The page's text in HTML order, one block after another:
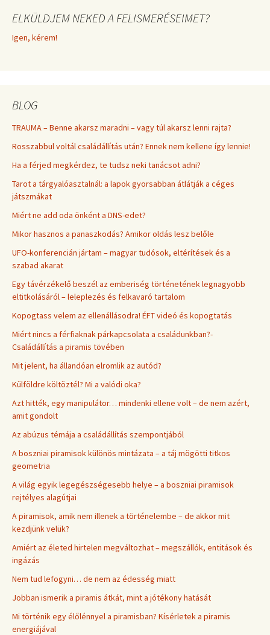
ELKÜLDJEM NEKED A FELISMERÉSEIMET?
Igen, kérem!
BLOG
TRAUMA – Benne akarsz maradni – vagy túl akarsz lenni rajta?
Rosszabbul voltál családállítás után? Ennek nem kellene így lennie!
Ha a férjed megkérdez, te tudsz neki tanácsot adni?
Tarot a tárgyalóasztalnál: a lapok gyorsabban átlátják a céges
játszmákat
Miért ne add oda önként a DNS-edet?
Mikor hasznos a panaszkodás? Amikor oldás lesz belőle
UFO-konferencián jártam – magyar tudósok, eltérítések és a
szabad akarat
Egy távérzékelő beszél az emberiség történetének legnagyobb
eltitkolásáról – leleplezés és felkavaró tartalom
Kopogtass velem az ellenállásodra! ÉFT videó és kopogtatás
Miért nincs a férfiaknak párkapcsolata a családunkban?-
Családállítás a piramis tövében
Mit jelent, ha állandóan elromlik az autód?
Külföldre költöztél? Mi a valódi oka?
Azt hitték, egy manipulátor… mindenki ellene volt – de nem azért,
amit gondolt
Az abúzus témája a családállítás szempontjából
A boszniai piramisok különös mintázata – a táj mögötti titkos
geometria
A világ egyik legegészségesebb helye – a boszniai piramisok
rejtélyes alagútjai
A piramisok, amik nem illenek a történelembe – de akkor mit
kezdjünk velük?
Amiért az életed hirtelen megváltozhat – megszállók, entitások és
ingázás
Nem tud lefogyni… de nem az édesség miatt
Jobban ismerik a piramis átkát, mint a jótékony hatását
Mi történik egy élőlénnyel a piramisban? Kísérletek a piramis
energiájával